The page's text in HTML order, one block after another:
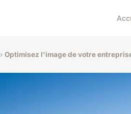
› Optimisez l'image de votre